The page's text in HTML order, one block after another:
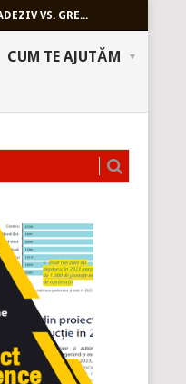
VS. GRE...
CUM TE AJUTĂM